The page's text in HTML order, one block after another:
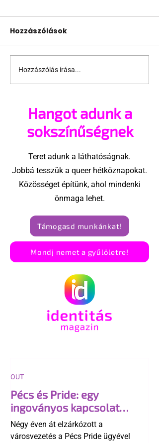
Támogathatsz és
ajánlhatsz: Te is részt
megvalósításában
Hozzászólások
Hozzászólás írása...
Hangot adunk a
sokszínűségnek
Teret adunk a láthatóságnak.
Jobbá tesszük a queer hétköznapokat.
Közösséget építünk, ahol mindenki
önmaga lehet.
Támogasd munkánkat!
Mondj nemet a gyűlöletre!
Pécs és Pride: egy
ingoványos kapcsolat
története
Négy éven át elzárkózott a
városvezetés a Pécs Pride ügyével
OUT